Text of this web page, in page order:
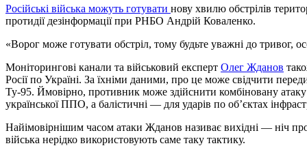
Російські війська можуть готувати нову хвилю обстрілів
протидії дезінформації при РНБО Андрій Коваленко.
«Ворог може готувати обстріл, тому будьте уважні до тривог,
Моніторингові канали та військовий експерт Олег Жданов
Росії по Україні. За їхніми даними, про це може свідчити
Ту-95. Ймовірно, противник може здійснити комбіновану
української ППО, а балістичні — для ударів по об’єктах
Найімовірнішим часом атаки Жданов називає вихідні — ніч
війська нерідко використовують саме таку тактику.